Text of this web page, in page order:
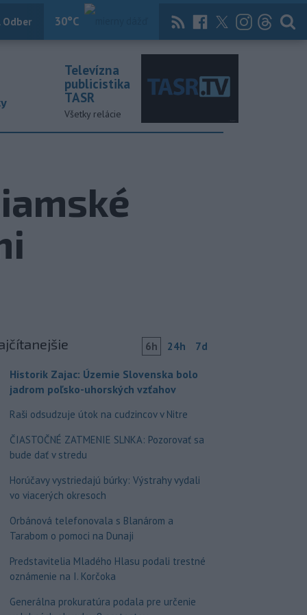
30°C
Odber Knihy Magazín News Now Archív
Televízna
publicistika
TASR
Všetky relácie
6h 24h 7d
Historik Zajac: Územie Slovenska bolo
jadrom poľsko-uhorských vzťahov
Raši odsudzuje útok na cudzincov v Nitre
ČIASTOČNÉ ZATMENIE SLNKA: Pozorovať sa
bude dať v stredu
Horúčavy vystriedajú búrky: Výstrahy vydali
vo viacerých okresoch
Orbánová telefonovala s Blanárom a
Tarabom o pomoci na Dunaji
Predstavitelia Mladého Hlasu podali trestné
oznámenie na I. Korčoka
Generálna prokuratúra podala pre určenie